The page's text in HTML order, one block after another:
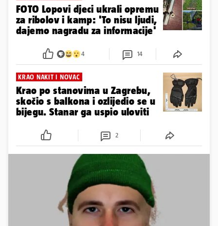
FOTO Lopovi djeci ukrali opremu
za ribolov i kamp: 'To nisu ljudi,
dajemo nagradu za informacije'
4 14
KRAO NAKIT I NOVAC
Krao po stanovima u Zagrebu,
skočio s balkona i ozlijedio se u
bijegu. Stanar ga uspio uloviti
2